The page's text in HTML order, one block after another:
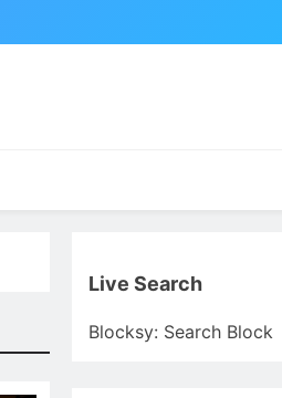
Live Search
Blocksy: Search Block